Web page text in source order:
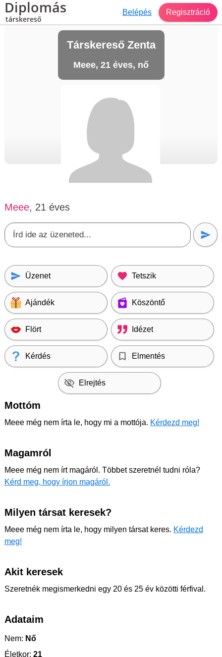
Diplomás
társkereső
Belépés Regisztráció
Társkereső Zenta
Meee, 21 éves, nő
Meee, 21 éves
Üzenet Tetszik
Ajándék Köszöntő
Flört Idézet
Kérdés Elmentés
Elrejtés
Mottóm
Meee még nem írta le, hogy mi a mottója. Kérdezd meg!
Magamról
Meee még nem írt magáról. Többet szeretnél tudni róla?
Kérd meg, hogy írjon magáról.
Milyen társat keresek?
Meee még nem írta le, hogy milyen társat keres. Kérdezd
meg!
Akit keresek
Szeretnék megismerkedni egy 20 és 25 év közötti férfival.
Adataim
Nem: Nő
Életkor: 21